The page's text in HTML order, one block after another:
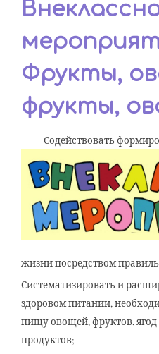
Фрукты,
фрукты,
Содействовать
жизни посредством
Систематизировать и
здоровом питании,
пищу овощей, фруктов,
продуктов;